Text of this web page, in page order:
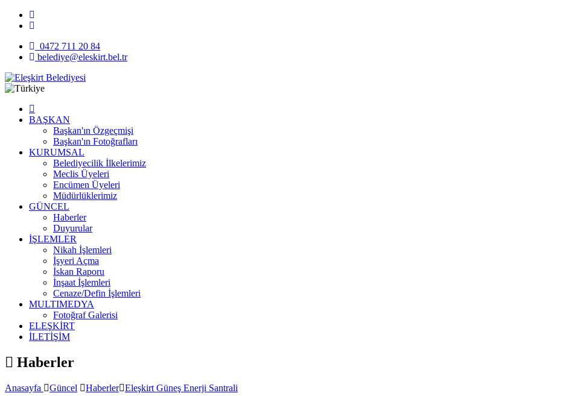
0472 711 20 84
belediye@eleskirt.bel.tr
BAŞKAN
Başkan'ın Özgeçmişi
Başkan'ın Fotoğrafları
KURUMSAL
Belediyecilik İlkelerimiz
Meclis Üyeleri
Encümen Üyeleri
Müdürlüklerimiz
GÜNCEL
Haberler
Duyurular
İŞLEMLER
Nikah İşlemleri
İşyeri Açma
İskan Raporu
İnşaat İşlemleri
Cenaze/Defin İşlemleri
MULTIMEDYA
Fotoğraf Galerisi
ELEŞKİRT
İLETİŞİM
Haberler
Anasayfa Güncel Haberler Eleşkirt Güneş Enerji Santrali